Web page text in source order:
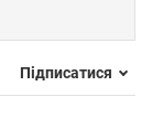
Підписатися